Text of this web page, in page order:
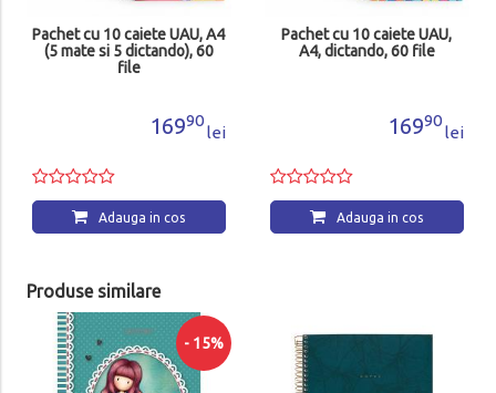
Pachet cu 10 caiete UAU, A4
(5 mate si 5 dictando), 60
file
16990
lei
Adauga in cos
Pachet cu 10 caiete UAU,
A4, dictando, 60 file
16990
lei
Adauga in cos
Produse similare
- 15%